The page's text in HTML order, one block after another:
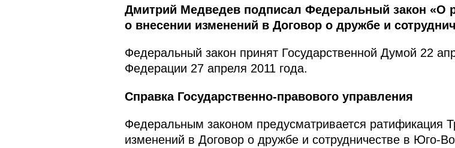
Дмитрий Медведев подписал Федеральный закон «О
о внесении изменений в Договор о дружбе и
Федеральный закон принят Государственной Думой 22
Федерации 27 апреля 2011 года.
Справка Государственно-правового управления
Федеральным законом предусматривается ратификация
изменений в Договор о дружбе и сотрудничестве в Юго-